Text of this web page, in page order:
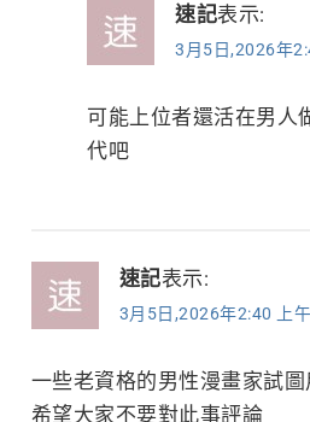
速記表示:
3月5日,2026年
可能上位者還活在男人
代吧
速記表示:
3月5日,2026年2:40 上午
一些老資格的男性漫畫家試圖
希望大家不要對此事評論